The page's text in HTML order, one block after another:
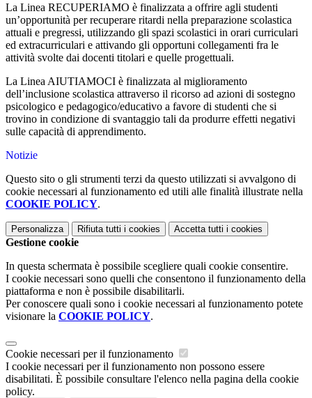
La Linea RECUPERIAMO è finalizzata a offrire agli studenti
un’opportunità per recuperare ritardi nella preparazione scolastica
attuali e pregressi, utilizzando gli spazi scolastici in orari curriculari
ed extracurriculari e attivando gli opportuni collegamenti fra le
attività svolte dai docenti titolari e quelle progettuali.
La Linea AIUTIAMOCI è finalizzata al miglioramento
dell’inclusione scolastica attraverso il ricorso ad azioni di sostegno
psicologico e pedagogico/educativo a favore di studenti che si
trovino in condizione di svantaggio tali da produrre effetti negativi
sulle capacità di apprendimento.
Notizie
Questo sito o gli strumenti terzi da questo utilizzati si avvalgono di
cookie necessari al funzionamento ed utili alle finalità illustrate nella
COOKIE POLICY.
Personalizza Rifiuta tutti i cookies Accetta tutti i cookies
Gestione cookie
In questa schermata è possibile scegliere quali cookie consentire.
I cookie necessari sono quelli che consentono il funzionamento della
piattaforma e non è possibile disabilitarli.
Per conoscere quali sono i cookie necessari al funzionamento potete
visionare la COOKIE POLICY.
Cookie necessari per il funzionamento
I cookie necessari per il funzionamento non possono essere
disabilitati. È possibile consultare l'elenco nella pagina della cookie
policy.